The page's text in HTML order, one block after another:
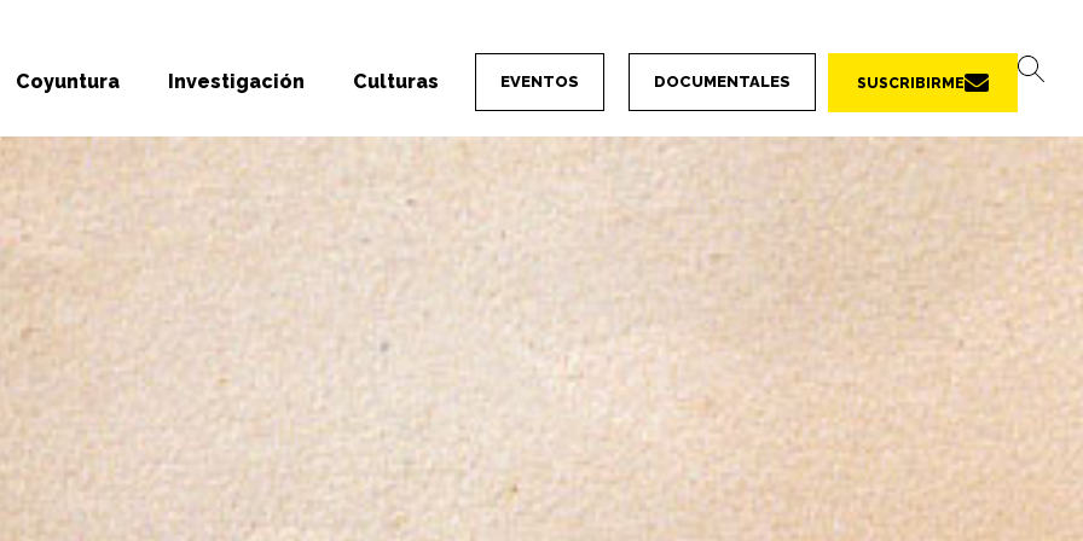
Coyuntura Investigación Culturas EVENTOS DOCUMENTALES SUSCRIBIRME